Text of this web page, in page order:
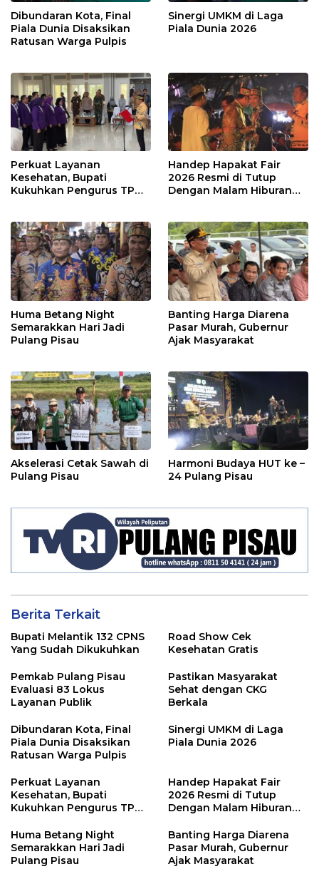
Dibundaran Kota, Final
Piala Dunia Disaksikan
Ratusan Warga Pulpis
Sinergi UMKM di Laga
Piala Dunia 2026
Perkuat Layanan
Kesehatan, Bupati
Kukuhkan Pengurus TP
Handep Hapakat Fair
2026 Resmi di Tutup
Dengan Malam Hiburan
Huma Betang Night
Semarakkan Hari Jadi
Pulang Pisau
Banting Harga Diarena
Pasar Murah, Gubernur
Ajak Masyarakat
Akselerasi Cetak Sawah di
Pulang Pisau
Harmoni Budaya HUT ke –
24 Pulang Pisau
Berita Terkait
Bupati Melantik 132 CPNS
Yang Sudah Dikukuhkan
Road Show Cek
Kesehatan Gratis
Pemkab Pulang Pisau
Evaluasi 83 Lokus
Layanan Publik
Pastikan Masyarakat
Sehat dengan CKG
Berkala
Dibundaran Kota, Final
Piala Dunia Disaksikan
Ratusan Warga Pulpis
Sinergi UMKM di Laga
Piala Dunia 2026
Perkuat Layanan
Kesehatan, Bupati
Kukuhkan Pengurus TP
Handep Hapakat Fair
2026 Resmi di Tutup
Dengan Malam Hiburan
Huma Betang Night
Semarakkan Hari Jadi
Pulang Pisau
Banting Harga Diarena
Pasar Murah, Gubernur
Ajak Masyarakat